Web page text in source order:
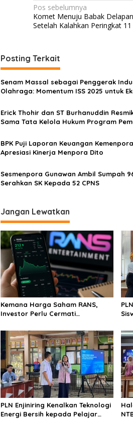
Navigasi
pos
Pos sebelumnya
Komet Menuju Babak
Setelah Kalahkan Peringkat
Posting Terkait
Senam Massal sebagai Penggerak
Olahraga: Momentum ISS 2025 untuk
Erick Thohir dan ST Burhanuddin
Sama Tata Kelola Hukum Program
BPK Puji Laporan Keuangan
Apresiasi Kinerja Menpora Dito
Sesmenpora Gunawan Ambil Sumpah 96 PPPK dan
Serahkan SK Kepada 52 CPNS
Jangan Lewatkan
Kemana Harga Saham RANS,
Investor Perlu Cermati
Spekulasi Berlebihan
Siswa
PLN Enjiniring Kenalkan Teknologi
Energi Bersih kepada Pelajar